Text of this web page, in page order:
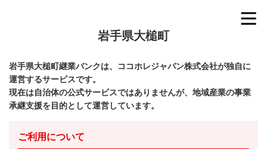
岩手県大槌町
岩手県大槌町継業バンクは、ココホレジャパン株式会社が独自に
運営するサービスです。
現在は自治体の公式サービスではありませんが、地域産業の事業
承継支援を目的として運営しています。
ご利用について